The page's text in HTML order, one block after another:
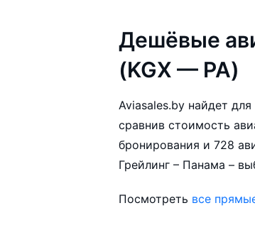
Дешёвые
(KGX — PA)
Aviasales.by найдет
сравнив стоимость
бронирования и 728
Грейлинг – Панама –
Посмотреть все